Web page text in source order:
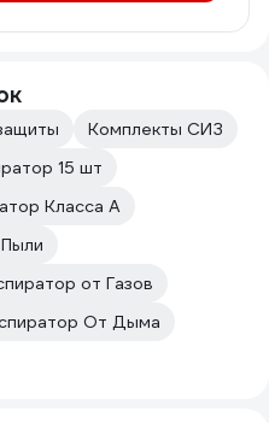
Комплекты СИЗ
15 шт
Класса А
от Газов
От Дыма